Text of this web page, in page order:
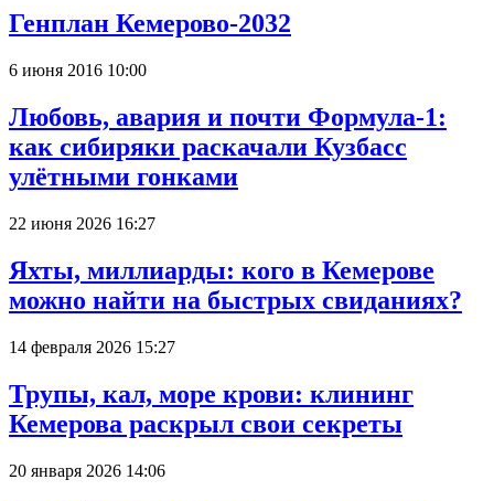
Генплан Кемерово-2032
6 июня 2016 10:00
Любовь, авария и почти Формула-1:
как сибиряки раскачали Кузбасс
улётными гонками
22 июня 2026 16:27
Яхты, миллиарды: кого в Кемерове
можно найти на быстрых свиданиях?
14 февраля 2026 15:27
Трупы, кал, море крови: клининг
Кемерова раскрыл свои секреты
20 января 2026 14:06